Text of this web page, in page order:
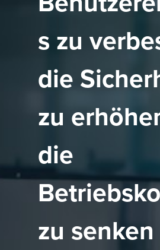
s zu
die
zu
die
zu senken